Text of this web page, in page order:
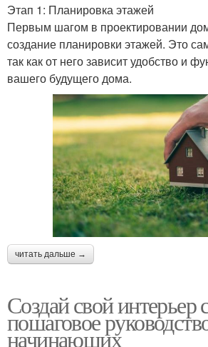
Этап 1: Планировка этажей
Первым шагом в проектировании
создание планировки этажей. Это
так как от него зависит удобство и
вашего будущего дома.
читать дальше →
Создай свой интерьер
пошаговое
начинающих